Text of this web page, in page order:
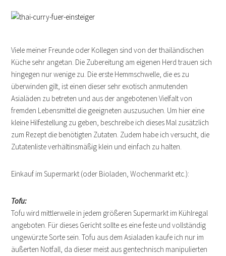
Viele meiner Freunde oder Kollegen sind von der thailändischen
Küche sehr angetan. Die Zubereitung am eigenen Herd trauen sich
hingegen nur wenige zu. Die erste Hemmschwelle, die es zu
überwinden gilt, ist einen dieser sehr exotisch anmutenden
Asialäden zu betreten und aus der angebotenen Vielfalt von
fremden Lebensmittel die geeigneten auszusuchen. Um hier eine
kleine Hilfestellung zu geben, beschreibe ich dieses Mal zusätzlich
zum Rezept die benötigten Zutaten. Zudem habe ich versucht, die
Zutatenliste verhältinsmäßig klein und einfach zu halten.
Einkauf im Supermarkt (oder Bioladen, Wochenmarkt etc.):
Tofu:
Tofu wird mittlerweile in jedem größeren Supermarkt im Kühlregal
angeboten. Für dieses Gericht sollte es eine feste und vollständig
ungewürzte Sorte sein. Tofu aus dem Asialaden kaufe ich nur im
äußerten Notfall, da dieser meist aus gentechnisch manipulierten